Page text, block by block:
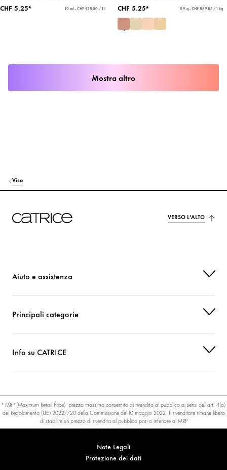
CHF 5.25*
10 ml - CHF 525.00 / 1 l
CHF 5.25*
5.9 g - CHF 889.83 / 1 kg
Mostra altro
Viso
VERSO L’ALTO
Aiuto e assistenza
Principali categorie
Info su CATRICE
* MRP (Maximum Retail Price): prezzo massimo consentito di rivendita al pubblico ai sensi dell’art. 4(a)
del Regolamento (UE) 2022/720 della Commissione del 10 maggio 2022. Il rivenditore rimane libero
di stabilire un prezzo di rivendita al pubblico pari o inferiore al MRP
Note Legali
Protezione dei dati